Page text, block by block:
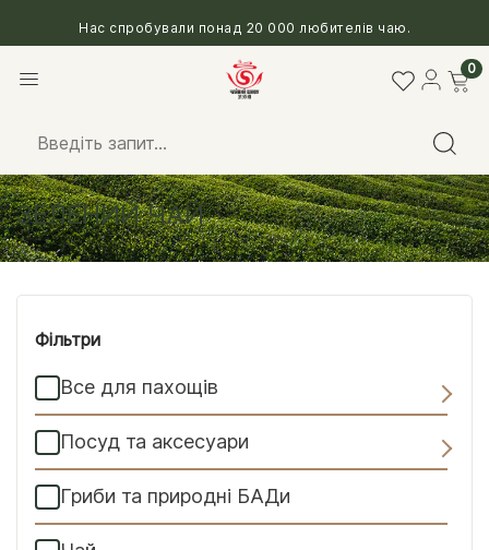
Нас спробували понад 20 000 любителів чаю.
0
Головна/Чай/ Зелений чай
ЗЕЛЕНИЙ ЧАЙ
Фільтри
Все для пахощів
Посуд та аксесуари
Гриби та природні БАДи